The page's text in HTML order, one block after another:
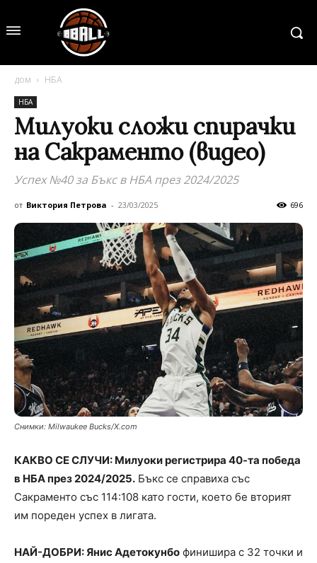
дом НБА
НБА
Милуоки сложи спирачки
на Сакраменто (видео)
Успех №40 за Бъкс в НБА през 2024/2025
от Виктория Петрова - 23/03/2025 696
Снимки: Milwaukee Bucks/X.com
КАКВО СЕ СЛУЧИ: Милуоки регистрира 40-та победа
в НБА през 2024/2025. Бъкс се справиха със
Сакраменто със 114:108 като гости, което бе вторият
им пореден успех в лигата.
НАЙ-ДОБРИ: Янис Адетокунбо финишира с 32 точки и